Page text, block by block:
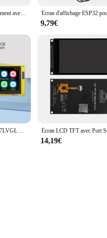
Puce de lecteur de document avec technologie d'affichage OLED pour Ardu37, écran LCD OLED, blanc et bleu, communication IIC I2C, SH1106 ogeneX64, 1.3 pouces, 1.3 pouces
9,79€
ESP32-S3 HMI Ardu37LVGL WIFI et Bluetooth 4.3 "480*272 Smart Display Screen 8M PSRAM 16M FlashTucinch RGB LCD TFT Tech
14,19€